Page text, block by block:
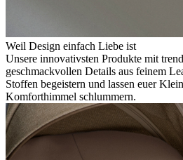
Weil Design einfach Liebe ist
Unsere innovativsten Produkte mit
geschmackvollen Details aus feinem
Stoffen begeistern und lassen euer
Komforthimmel schlummern.